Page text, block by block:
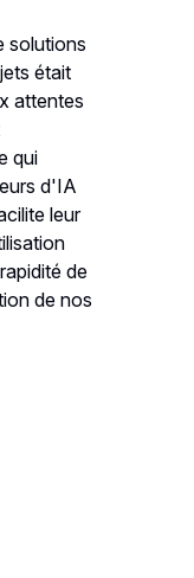
solutions
était
attentes
qui
d'IA
leur
de
de nos